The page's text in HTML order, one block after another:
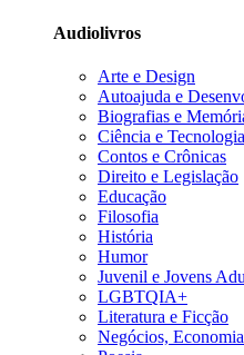
Audiolivros
Arte e Design
Autoajuda e
Biografias e
Ciência e Tecnologia
Contos e Crônicas
Direito e Legislação
Educação
Filosofia
História
Humor
Juvenil e Jovens
LGBTQIA+
Literatura e Ficção
Negócios,